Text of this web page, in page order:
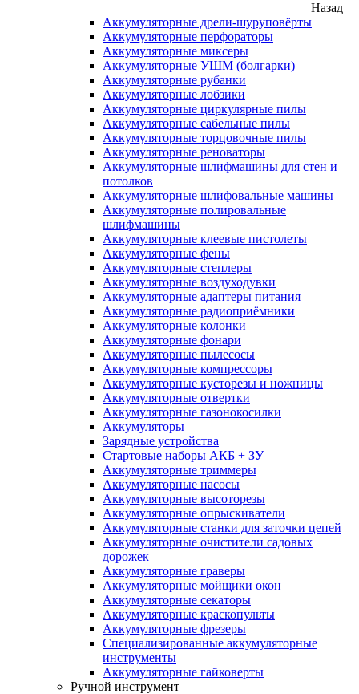
Назад
Аккумуляторные дрели-шуруповёрты
Аккумуляторные перфораторы
Аккумуляторные миксеры
Аккумуляторные УШМ (болгарки)
Аккумуляторные рубанки
Аккумуляторные лобзики
Аккумуляторные циркулярные пилы
Аккумуляторные сабельные пилы
Аккумуляторные торцовочные пилы
Аккумуляторные реноваторы
Аккумуляторные шлифмашины для стен и
потолков
Аккумуляторные шлифовальные машины
Аккумуляторные полировальные
шлифмашины
Аккумуляторные клеевые пистолеты
Аккумуляторные фены
Аккумуляторные степлеры
Аккумуляторные воздуходувки
Аккумуляторные адаптеры питания
Аккумуляторные радиоприёмники
Аккумуляторные колонки
Аккумуляторные фонари
Аккумуляторные пылесосы
Аккумуляторные компрессоры
Аккумуляторные кусторезы и ножницы
Аккумуляторные отвертки
Аккумуляторные газонокосилки
Аккумуляторы
Зарядные устройства
Стартовые наборы АКБ + ЗУ
Аккумуляторные триммеры
Аккумуляторные насосы
Аккумуляторные высоторезы
Аккумуляторные опрыскиватели
Аккумуляторные станки для заточки цепей
Аккумуляторные очистители садовых
дорожек
Аккумуляторные граверы
Аккумуляторные мойщики окон
Аккумуляторные секаторы
Аккумуляторные краскопульты
Аккумуляторные фрезеры
Специализированные аккумуляторные
инструменты
Аккумуляторные гайковерты
Ручной инструмент